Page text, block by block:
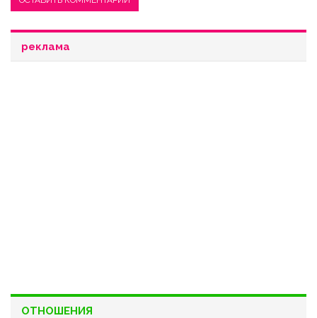
реклама
ОТНОШЕНИЯ